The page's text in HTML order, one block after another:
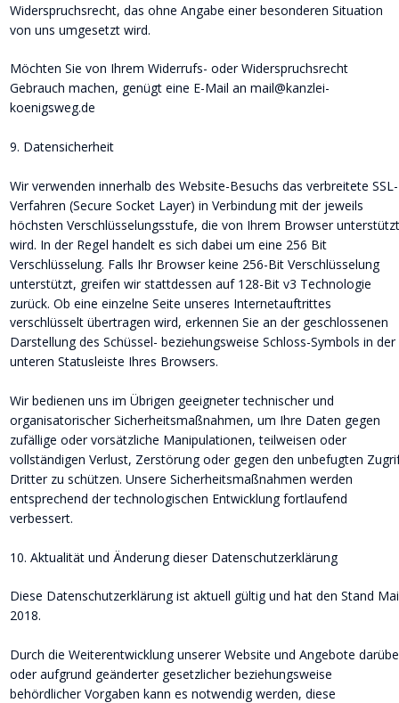
Widerspruchsrecht, das ohne Angabe einer besonderen Situation
von uns umgesetzt wird.
Möchten Sie von Ihrem Widerrufs- oder Widerspruchsrecht
Gebrauch machen, genügt eine E-Mail an mail@kanzlei-
koenigsweg.de
9. Datensicherheit
Wir verwenden innerhalb des Website-Besuchs das verbreitete SSL-
Verfahren (Secure Socket Layer) in Verbindung mit der jeweils
höchsten Verschlüsselungsstufe, die von Ihrem Browser
wird. In der Regel handelt es sich dabei um eine 256 Bit
Verschlüsselung. Falls Ihr Browser keine 256-Bit Verschlüsselung
unterstützt, greifen wir stattdessen auf 128-Bit v3 Technologie
zurück. Ob eine einzelne Seite unseres Internetauftrittes
verschlüsselt übertragen wird, erkennen Sie an der geschlossenen
Darstellung des Schüssel- beziehungsweise Schloss-Symbols in der
unteren Statusleiste Ihres Browsers.
Wir bedienen uns im Übrigen geeigneter technischer und
organisatorischer Sicherheitsmaßnahmen, um Ihre Daten gegen
zufällige oder vorsätzliche Manipulationen, teilweisen oder
vollständigen Verlust, Zerstörung oder gegen den unbefugten
Dritter zu schützen. Unsere Sicherheitsmaßnahmen werden
entsprechend der technologischen Entwicklung fortlaufend
verbessert.
10. Aktualität und Änderung dieser Datenschutzerklärung
Diese Datenschutzerklärung ist aktuell gültig und hat den Stand
2018.
Durch die Weiterentwicklung unserer Website und Angebote
oder aufgrund geänderter gesetzlicher beziehungsweise
behördlicher Vorgaben kann es notwendig werden, diese